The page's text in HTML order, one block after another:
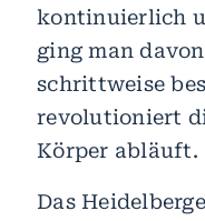
kontinuierlich
ging man
schrittweise
revolutioniert
Körper abläuft.
Das